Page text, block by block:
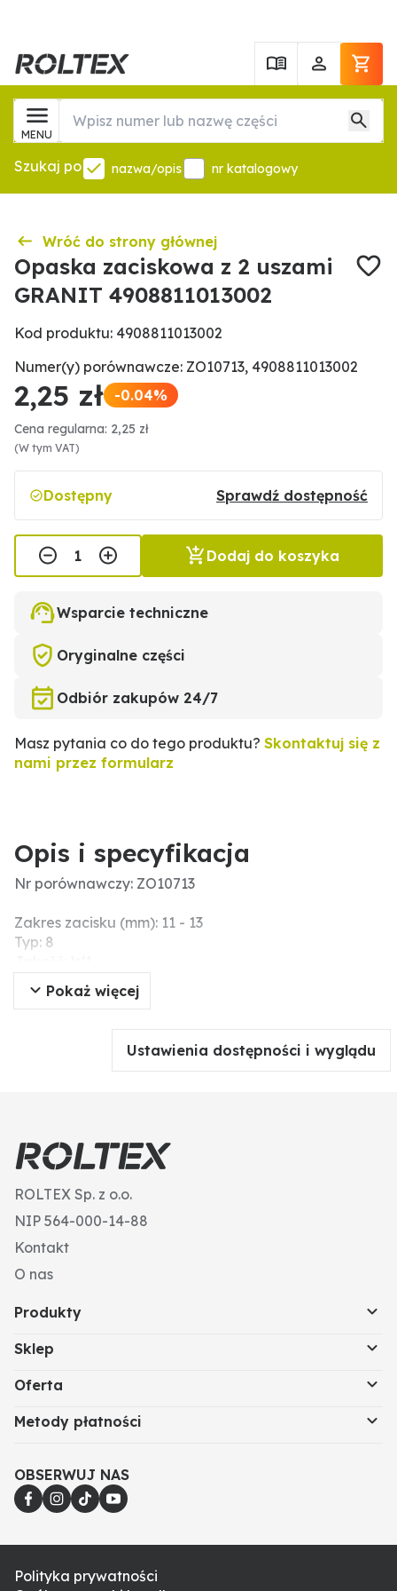
MENU
Szukaj po nazwa/opis nr katalogowy
Wróć do strony głównej
Opaska zaciskowa z 2 uszami
GRANIT 4908811013002
Kod produktu: 4908811013002
Numer(y) porównawcze: ZO10713, 4908811013002
2,25 zł -0.04%
Cena regularna: 2,25 zł
(W tym VAT)
Dostępny Sprawdź dostępność
Dodaj do koszyka
Wsparcie techniczne
Oryginalne części
Odbiór zakupów 24/7
Masz pytania co do tego produktu? Skontaktuj się z
nami przez formularz
Opis i specyfikacja
Nr porównawczy: ZO10713
Zakres zacisku (mm): 11 - 13
Typ: 8
Materiał: stal ocynkowana
Pokaż więcej
Ustawienia dostępności i wyglądu
ROLTEX Sp. z o.o.
NIP 564-000-14-88
Kontakt
O nas
Produkty
Sklep
Oferta
Metody płatności
OBSERWUJ NAS
Polityka prywatności